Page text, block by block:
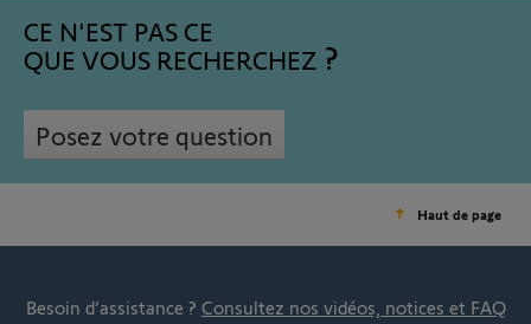
CE N'EST PAS CE
QUE VOUS RECHERCHEZ
Posez votre question
Haut de page
Besoin d’assistance ? Consultez nos vidéos, notices et FAQ